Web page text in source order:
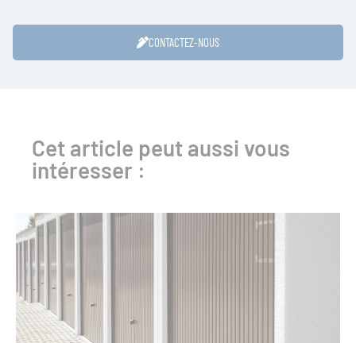
CONTACTEZ-NOUS
Cet article peut aussi vous
intéresser :